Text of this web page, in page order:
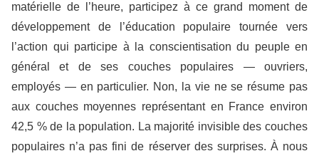
matérielle de l’heure, participez à ce grand moment de
développement de l’éducation populaire tournée vers
l’action qui participe à la conscientisation du peuple en
général et de ses couches populaires — ouvriers,
employés — en particulier. Non, la vie ne se résume pas
aux couches moyennes représentant en France environ
42,5 % de la population. La majorité invisible des couches
populaires n’a pas fini de réserver des surprises. À nous